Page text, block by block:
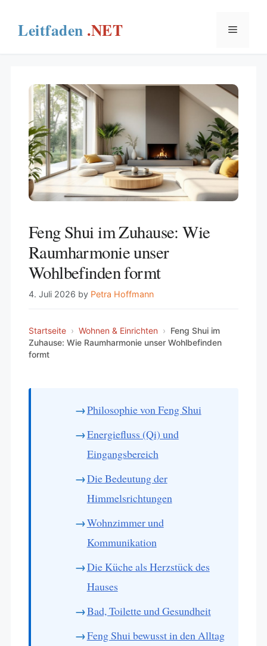
content
Menu
Feng Shui im Zuhause: Wie
Raumharmonie unser
Wohlbefinden formt
4. Juli 2026 by Petra Hoffmann
Startseite › Wohnen & Einrichten › Feng Shui im
Zuhause: Wie Raumharmonie unser Wohlbefinden
formt
Philosophie von Feng Shui
Energiefluss (Qi) und
Eingangsbereich
Die Bedeutung der
Himmelsrichtungen
Wohnzimmer und
Kommunikation
Die Küche als Herzstück des
Hauses
Bad, Toilette und Gesundheit
Feng Shui bewusst in den Alltag